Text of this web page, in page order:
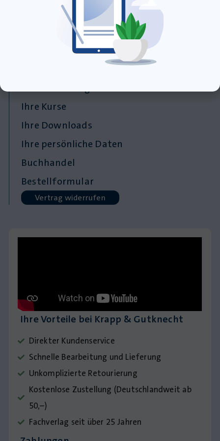
Verlagsprogramm
Willkommenspaket
Ihre Kurse
Ihre Downloads
Ihre persönliche Daten
Buchhandel
Bestellformular
Vertrag widerrufen
Ihre Vorteile bei Krapp & Gutknecht
Direkter Kundenservice
Schnelle Bearbeitung und Lieferung
Unkomplizierte Retourierung
Kostenlose Zustellung (Deutschlandweit ab
50,–)
Fachverlag seit über 25 Jahren